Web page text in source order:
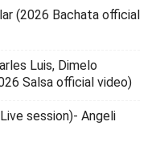
(2026 Bachata official
Luis, Dimelo
Salsa official video)
session)- Angeli